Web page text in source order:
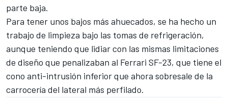
parte baja.
Para tener unos bajos más ahuecados, se ha hecho un
trabajo de limpieza bajo las tomas de refrigeración,
aunque teniendo que lidiar con las mismas limitaciones
de diseño que penalizaban al Ferrari SF-23, que tiene el
cono anti-intrusión inferior que ahora sobresale de la
carrocería del lateral más perfilado.